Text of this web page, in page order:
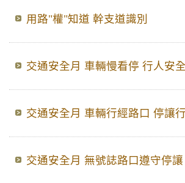
用路"權"知道 幹支道識別
交通安全月 車輛慢看停 行人安
交通安全月 車輛行經路口 停讓
交通安全月 無號誌路口遵守停讓